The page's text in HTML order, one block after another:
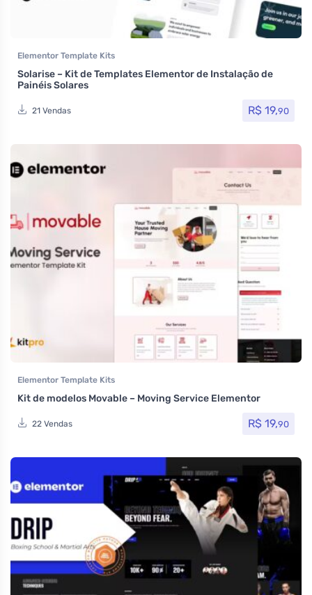
Elementor Template Kits
Solarise – Kit de Templates Elementor de Instalação de
Painéis Solares
21 Vendas R$ 19,90
Elementor Template Kits
Kit de modelos Movable – Moving Service Elementor
22 Vendas R$ 19,90